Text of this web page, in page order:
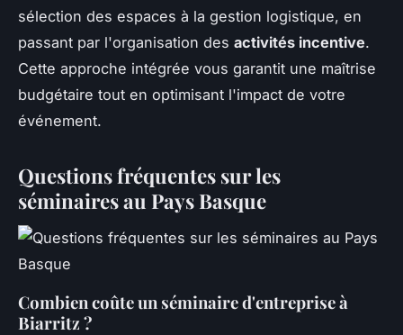
sélection des espaces à la gestion logistique, en
passant par l'organisation des activités incentive.
Cette approche intégrée vous garantit une maîtrise
budgétaire tout en optimisant l'impact de votre
événement.
Questions fréquentes sur les
séminaires au Pays Basque
Combien coûte un séminaire d'entreprise à
Biarritz ?